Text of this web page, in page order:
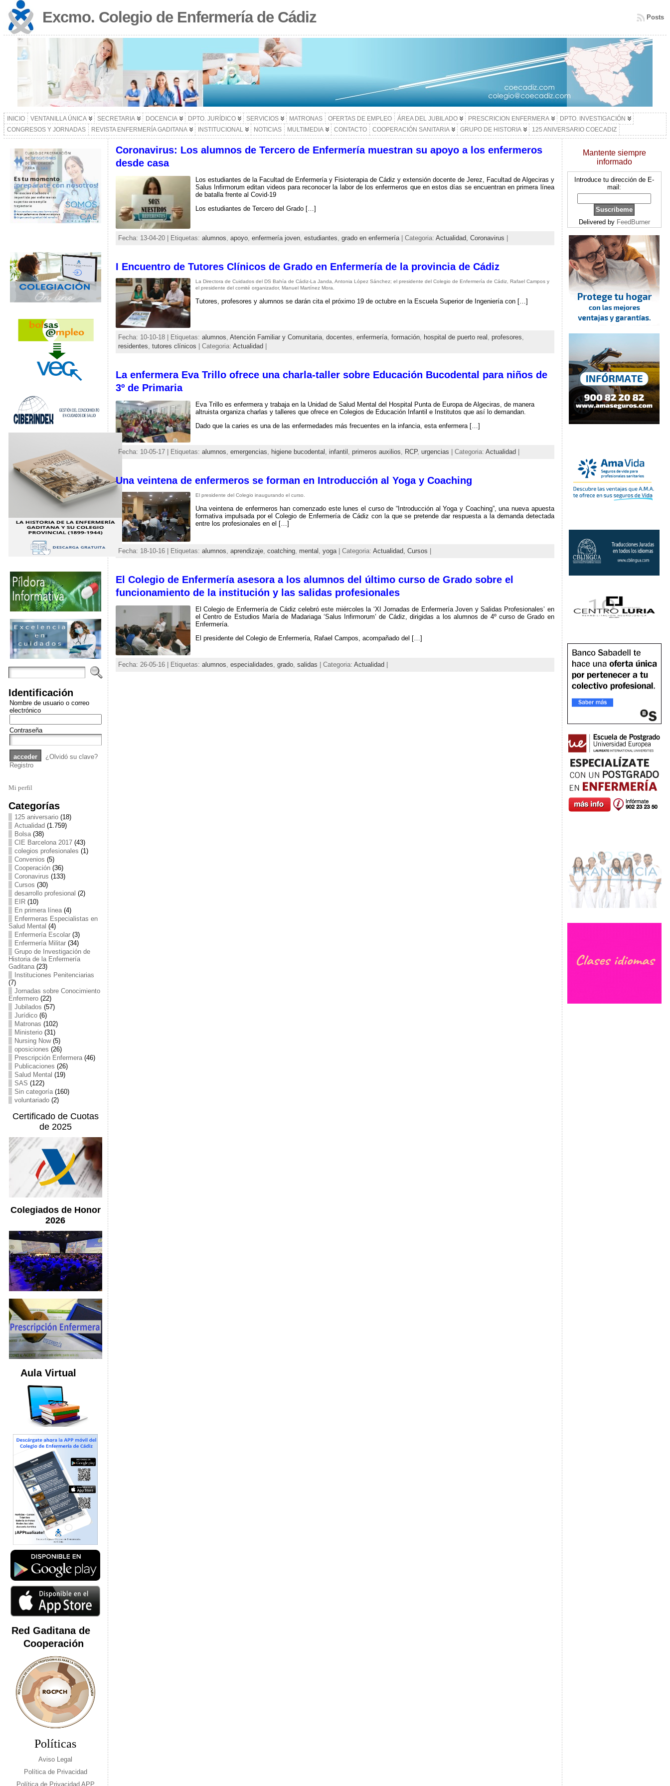
Excmo. Colegio de Enfermería de Cádiz Posts
INICIO VENTANILLA ÚNICA SECRETARIA DOCENCIA DPTO. JURÍDICO SERVICIOS MATRONAS OFERTAS DE EMPLEO ÁREA DEL JUBILADO PRESCRICION ENFERMERA
DPTO. INVESTIGACIÓN
CONGRESOS Y JORNADAS
REVISTA ENFERMERÍA GADITANA INSTITUCIONAL NOTICIAS MULTIMEDIA CONTACTO COOPERACIÓN SANITARIA GRUPO DE HISTORIA 125 ANIVERSARIO COECADIZ
Identificación
Nombre de usuario o correo
electrónico
Contraseña
¿Olvidó su clave?
Registro
Mi perfil
Categorías
125 aniversario(18)
Actualidad (1.759)
Bolsa(38)
CIE Barcelona 2017(43)
colegios profesionales (1)
Convenios (5)
Cooperación(36)
Coronavirus (133)
Cursos (30)
desarrollo profesional (2)
EIR(10)
En primera línea(4)
Enfermeras Especialistas en
Salud Mental (4)
Enfermería Escolar(3)
Enfermería Militar(34)
Grupo de Investigación de
Historia de la Enfermería
Gaditana(23)
Instituciones Penitenciarias
(7)
Jornadas sobre Conocimiento
Enfermero(22)
Jubilados (57)
Jurídico(6)
Matronas (102)
Ministerio(31)
Nursing Now(5)
oposiciones (26)
Prescripción Enfermera(46)
Publicaciones (26)
Salud Mental (19)
SAS (122)
Sin categoría(160)
voluntariado(2)
Certificado de Cuotas
de 2025
Colegiados de Honor
2026
Aula Virtual
Red Gaditana de
Cooperación
Políticas
Aviso Legal
Política de Privacidad
Política de Privacidad APP
Coronavirus: Los alumnos de Tercero de Enfermería muestran su apoyo a los enfermeros
desde casa
Los estudiantes de la Facultad de Enfermería y Fisioterapia de Cádiz y extensión docente de Jerez, Facultad de Algeciras y
Salus Infirmorum editan videos para reconocer la labor de los enfermeros que en estos días se encuentran en primera línea
de batalla frente al Covid-19
Los estudiantes de Tercero del Grado […]
Fecha: 13-04-20 | Etiquetas: alumnos apoyo, enfermería joven, estudiantes grado en enfermería| Categoria: Actualidad, Coronavirus
I Encuentro de Tutores Clínicos de Grado en Enfermería de la provincia de Cádiz
La Directora de Cuidados del DS Bahía de Cádiz-La Janda, Antonia López Sánchez; el presidente del Colegio de Enfermería de Cádiz, Rafael Campos y
el presidente del comité organizador, Manuel Martínez Mora.
Tutores, profesores y alumnos se darán cita el próximo 19 de octubre en la Escuela Superior de Ingeniería con […]
Fecha: 10-10-18 | Etiquetas: alumnos, Atención Familiar y Comunitaria, docentes, enfermería, formación, hospital de puerto real , profesores,
residentes, tutores clínicos | Categoria: Actualidad
La enfermera Eva Trillo ofrece una charla-taller sobre Educación Bucodental para niños de
3º de Primaria
Eva Trillo es enfermera y trabaja en la Unidad de Salud Mental del Hospital Punta de Europa de Algeciras, de manera
altruista organiza charlas y talleres que ofrece en Colegios de Educación Infantil e Institutos que así lo demandan.
Dado que la caries es una de las enfermedades más frecuentes en la infancia, esta enfermera […]
Fecha: 10-05-17 | Etiquetas: alumnos emergencias higiene bucodental infantil primeros auxilios RCP, urgencias | Categoria: Actualidad
Una veintena de enfermeros se forman en Introducción al Yoga y Coaching
El presidente del Colegio inaugurando el curso.
Una veintena de enfermeros han comenzado este lunes el curso de “Introducción al Yoga y Coaching”, una nueva apuesta
formativa impulsada por el Colegio de Enfermería de Cádiz con la que se pretende dar respuesta a la demanda detectada
entre los profesionales en el […]
Fecha: 18-10-16 | Etiquetas: alumnos, aprendizaje, coatching, mental , yoga| Categoria: Actualidad, Cursos
El Colegio de Enfermería asesora a los alumnos del último curso de Grado sobre el
funcionamiento de la institución y las salidas profesionales
El Colegio de Enfermería de Cádiz celebró este miércoles la ‘XI Jornadas de Enfermería Joven y Salidas Profesionales’ en
el Centro de Estudios María de Madariaga ‘Salus Infirmorum’ de Cádiz, dirigidas a los alumnos de 4º curso de Grado en
Enfermería.
El presidente del Colegio de Enfermería, Rafael Campos, acompañado del […]
Fecha: 26-05-16 | Etiquetas: alumnos especialidades grado, salidas | Categoria: Actualidad
Mantente siempre
informado
Introduce tu dirección de E-
mail:
Delivered by FeedBurner